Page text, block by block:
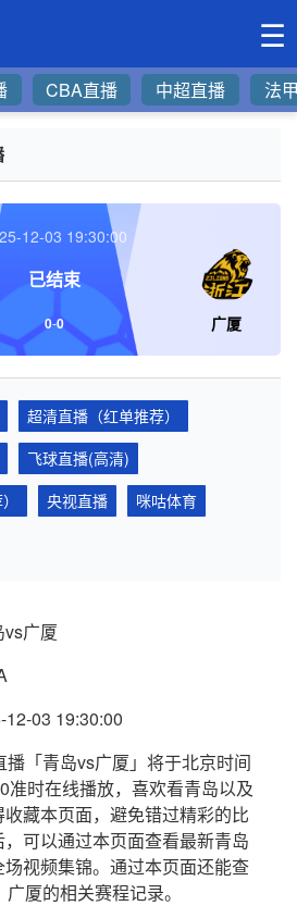
☰
CBA直播 中超直播 法
广厦
12-03 19:30:00
已结束
0-0
超清直播（红单推荐）
飞球直播(高清)
央视直播
咪咕体育
vs广厦
12-03 19:30:00
播「青岛vs广厦」将于北京时间
准时在线播放，喜欢看青岛以及
藏本页面，避免错过精彩的比
可以通过本页面查看最新青岛
视频集锦。通过本页面还能查
厦的相关赛程记录。